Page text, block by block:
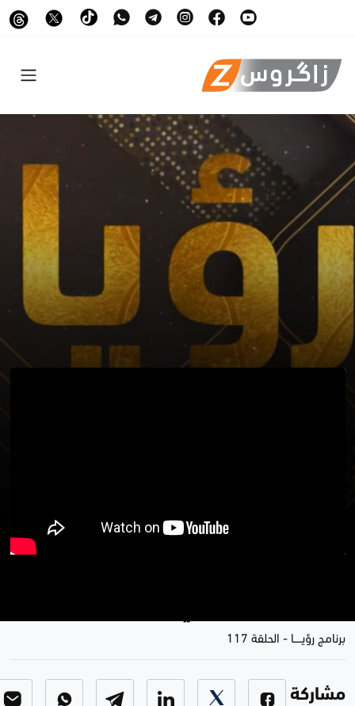
برنامج رؤيـــــا - الحلقة 117
مشاركة